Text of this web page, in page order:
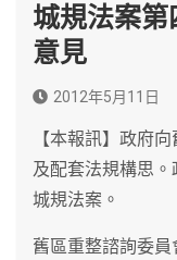
城規法案
意見
2012年5月11日
【本報訊】政府
及配套法規構思
城規法案。
舊區重整諮詢委